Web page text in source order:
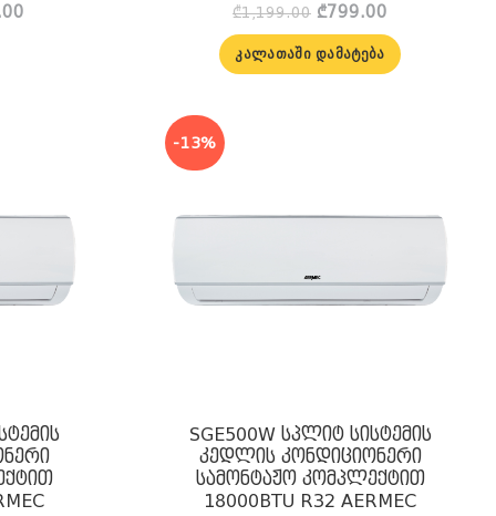
Current
₾1,199.00 Original
price
was:
₾1,199.00.
₾799.00
price
is:
₾799.00.
ᲙᲐᲚᲐᲗᲐᲨᲘ ᲓᲐᲛᲐᲢᲔᲑᲐ
-13%
SGE500W სპლიტ სისტემის
კედლის კონდიციონერი
სამონტაჟო კომპლექტით
18000BTU R32 AERMEC